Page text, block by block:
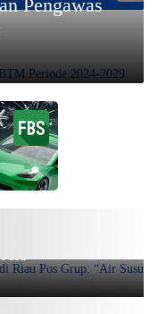
Pengawas
Saham di Riau Pos